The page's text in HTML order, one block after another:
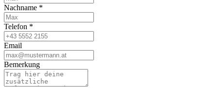
Nachname *
Telefon *
Email
Bemerkung